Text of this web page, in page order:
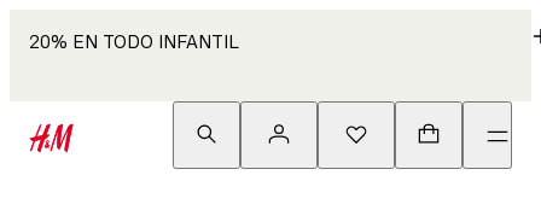
20% EN TODO INFANTIL